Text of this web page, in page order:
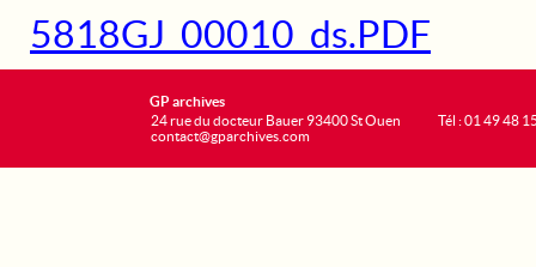
5818GJ_00010_ds.PDF
GP archives
24 rue du docteur Bauer 93400 St Ouen
contact@gparchives.com
Tél : 01 49 48